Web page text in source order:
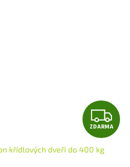
Z
D
ZDARMA
křídlových dveří do 400 kg